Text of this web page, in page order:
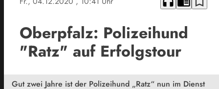
Oberpfalz: Polizeihund
"Ratz" auf Erfolgstour
Gut zwei Jahre ist der Polizeihund „Ratz“ nun im Dienst